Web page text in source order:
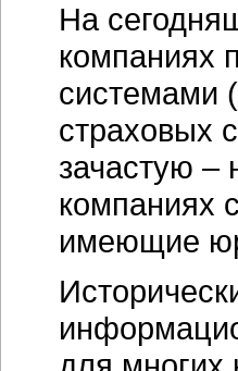
На
компаниях
системами
страховых
зачастую –
компаниях
имеющие